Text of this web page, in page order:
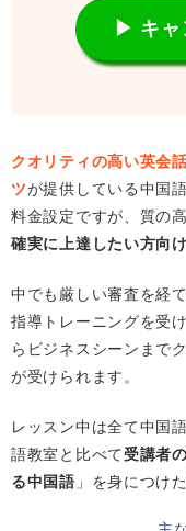
▶ キャ
クオリティの高い英会
ツが提供している中国
料金設定ですが、質の
確実に上達したい方向け
中でも厳しい審査を経
指導トレーニングを受
らビジネスシーンまで
が受けられます。
レッスン中は全て中国
語教室と比べて受講者
る中国語 」を身につけ